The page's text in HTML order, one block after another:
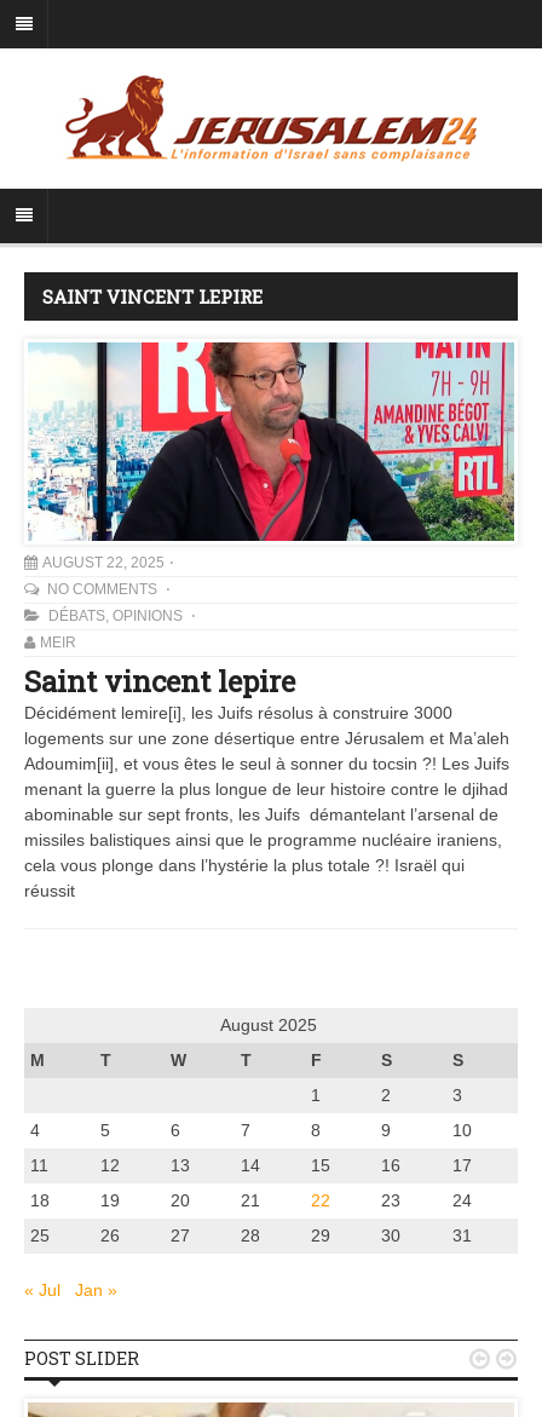
SAINT VINCENT LEPIRE
AUGUST 22, 2025
NO COMMENTS
DÉBATS, OPINIONS
MEIR
Saint vincent lepire
Décidément lemire[i], les Juifs résolus à construire 3000
logements sur une zone désertique entre Jérusalem et Ma’aleh
Adoumim[ii], et vous êtes le seul à sonner du tocsin ?! Les Juifs
menant la guerre la plus longue de leur histoire contre le djihad
abominable sur sept fronts, les Juifs démantelant l’arsenal de
missiles balistiques ainsi que le programme nucléaire iraniens,
cela vous plonge dans l’hystérie la plus totale ?! Israël qui
réussit
August 2025
M
T W T F S
S
1
2
3
4
5 6 7 8 9
10
11
12 13 14 15 16
17
18
19 20 21 22 23
24
25
26 27 28 29 30 31
« Jul Jan »
POST SLIDER  